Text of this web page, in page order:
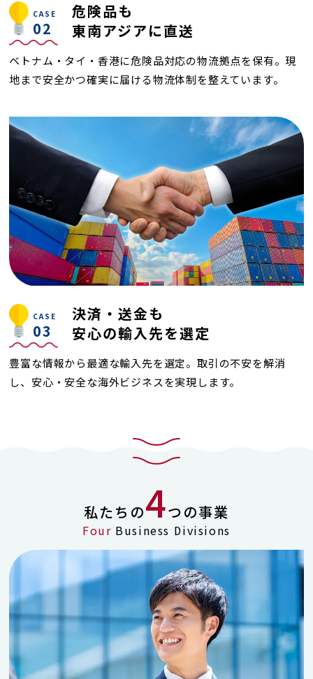
CASE
02
危険品も
東南アジアに直送
ベトナム・タイ・香港に危険品対応の物流拠点を保有。現
地まで安全かつ確実に届ける物流体制を整えています。
CASE
03
決済・送金も
安心の輸入先を選定
豊富な情報から最適な輸入先を選定。取引の不安を解消
し、安心・安全な海外ビジネスを実現します。
私たちの4つの事業
Four Business Divisions